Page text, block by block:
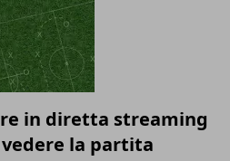
in diretta streaming
la partita